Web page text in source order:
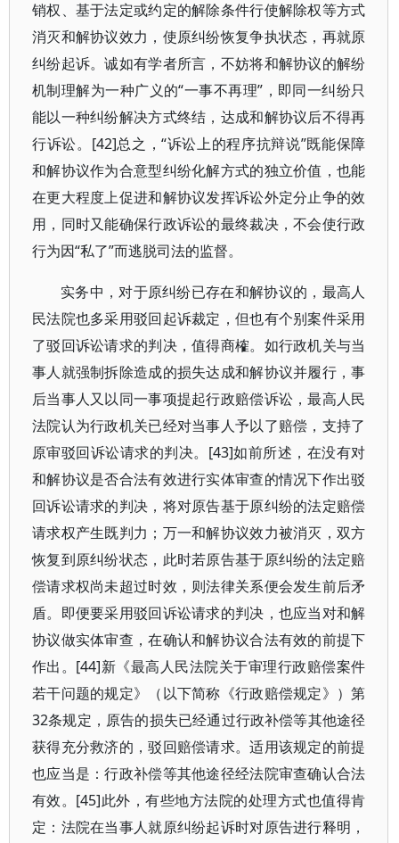
销权、基于法定或约定的解除条件行使解除权等方式
消灭和解协议效力，使原纠纷恢复争执状态，再就原
纠纷起诉。诚如有学者所言，不妨将和解协议的解纷
机制理解为一种广义的“一事不再理”，即同一纠纷只
能以一种纠纷解决方式终结，达成和解协议后不得再
行诉讼。[42]总之，“诉讼上的程序抗辩说”既能保障
和解协议作为合意型纠纷化解方式的独立价值，也能
在更大程度上促进和解协议发挥诉讼外定分止争的效
用，同时又能确保行政诉讼的最终裁决，不会使行政
行为因“私了”而逃脱司法的监督。
实务中，对于原纠纷已存在和解协议的，最高人
民法院也多采用驳回起诉裁定，但也有个别案件采用
了驳回诉讼请求的判决，值得商榷。如行政机关与当
事人就强制拆除造成的损失达成和解协议并履行，事
后当事人又以同一事项提起行政赔偿诉讼，最高人民
法院认为行政机关已经对当事人予以了赔偿，支持了
原审驳回诉讼请求的判决。[43]如前所述，在没有对
和解协议是否合法有效进行实体审查的情况下作出驳
回诉讼请求的判决，将对原告基于原纠纷的法定赔偿
请求权产生既判力；万一和解协议效力被消灭，双方
恢复到原纠纷状态，此时若原告基于原纠纷的法定赔
偿请求权尚未超过时效，则法律关系便会发生前后矛
盾。即便要采用驳回诉讼请求的判决，也应当对和解
协议做实体审查，在确认和解协议合法有效的前提下
作出。[44]新《最高人民法院关于审理行政赔偿案件
若干问题的规定》（以下简称《行政赔偿规定》）第
32条规定，原告的损失已经通过行政补偿等其他途径
获得充分救济的，驳回赔偿请求。适用该规定的前提
也应当是：行政补偿等其他途径经法院审查确认合法
有效。[45]此外，有些地方法院的处理方式也值得肯
定：法院在当事人就原纠纷起诉时对原告进行释明，